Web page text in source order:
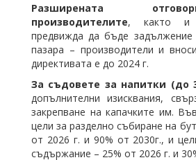
Разширената
производителите, както и
предвижда да бъде задължение
пазара – производители и
директивата е до 2024 г.
За съдовете за напитки (до
допълнителни изисквания,
закрепване на капачките им.
цели за разделно събиране на
от 2026 г. и 90% от 2030г., и
съдържание – 25% от 2026 г. и